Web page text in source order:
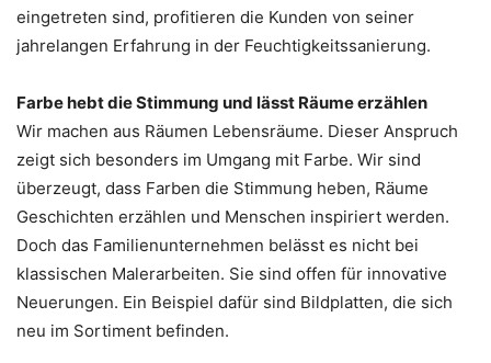
eingetreten sind, profitieren die Kunden von seiner
jahrelangen Erfahrung in der Feuchtigkeitssanierung.
Farbe hebt die Stimmung und lässt Räume erzählen
Wir machen aus Räumen Lebensräume. Dieser Anspruch
zeigt sich besonders im Umgang mit Farbe. Wir sind
überzeugt, dass Farben die Stimmung heben, Räume
Geschichten erzählen und Menschen inspiriert werden.
Doch das Familienunternehmen belässt es nicht bei
klassischen Malerarbeiten. Sie sind offen für innovative
Neuerungen. Ein Beispiel dafür sind Bildplatten, die sich
neu im Sortiment befinden.